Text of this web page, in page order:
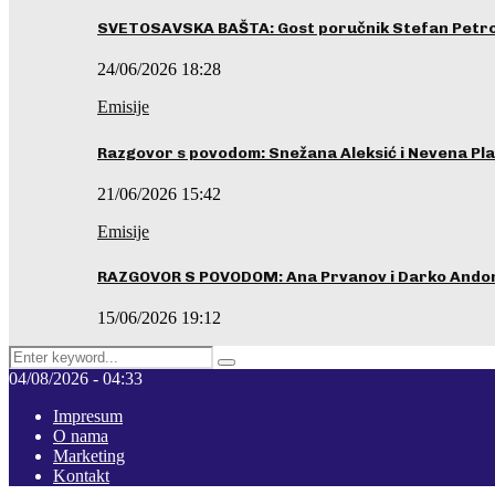
SVETOSAVSKA BAŠTA: Gost poručnik Stefan
24/06/2026 18:28
Emisije
Razgovor s povodom: Snežana Aleksić i Nevena
21/06/2026 15:42
Emisije
RAZGOVOR S POVODOM: Ana Prvanov i Darko
15/06/2026 19:12
Search
for:
Pretraga
04/08/2026 - 04:33
Impresum
O nama
Marketing
Kontakt